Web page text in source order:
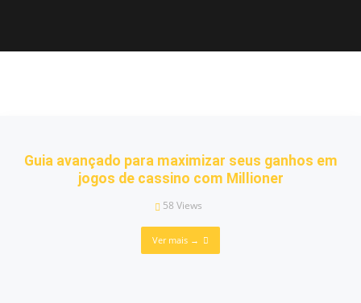
Guia avançado para maximizar seus ganhos em
jogos de cassino com Millioner
58 Views
Ver mais →